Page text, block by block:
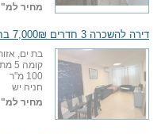
מחיר
דירה להשכרה 3 חדרים 7,000₪ בחודש
בת ים, אזור הים, 2
קומה 5 מתוך 8, נוף לרחוב, שטח דירה
100 מ"ר
חניה יש
מחיר